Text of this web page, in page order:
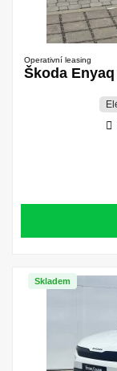
Operativní leasing
Škoda
Skladem